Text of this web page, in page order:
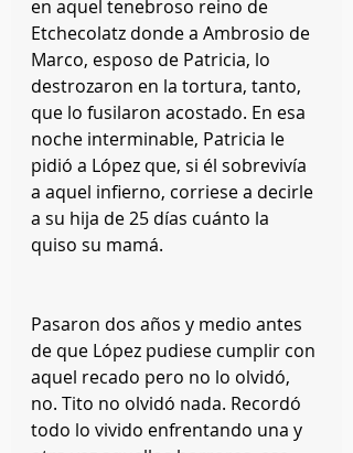
en aquel tenebroso reino de
Etchecolatz donde a Ambrosio de
Marco, esposo de Patricia, lo
destrozaron en la tortura, tanto,
que lo fusilaron acostado. En esa
noche interminable, Patricia le
pidió a López que, si él sobrevivía
a aquel infierno, corriese a decirle
a su hija de 25 días cuánto la
quiso su mamá.
Pasaron dos años y medio antes
de que López pudiese cumplir con
aquel recado pero no lo olvidó,
no. Tito no olvidó nada. Recordó
todo lo vivido enfrentando una y